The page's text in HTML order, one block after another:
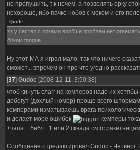
не пропушить, т.к нечем, а позволять орку
нехорошо, ибо пачке нобов с меком и его
Quote
хз у сестер с орками вообше проблем нет
боком tongue
Ну этот МА я играл мало, так что ничего
сможет... впрочем он про что угодно
[37] Gudoc [2008-12-11, 3:50:38]
чтоб кинуть слагг на кемперов надо их
добегут (дохлый номер) проще всего
кемперами изматываешь врага
и делает море ошибок
кемперы
+чапа + библ +1 или 2 сквада см (с
Сообщение отредактировал Gudoc - Четверг,